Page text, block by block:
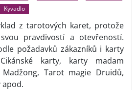
Kyvadlo
z tarotových karet, protože
pravdivostí a otevřeností.
požadavků zákazníků i karty
karty, karty madam
Madžong, Tarot magie Druidů,